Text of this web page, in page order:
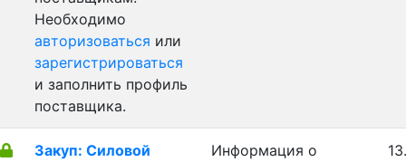
Необходимо
авторизоваться или
зарегистрироваться
и заполнить профиль
поставщика.
Закуп: Силовой
Информация о